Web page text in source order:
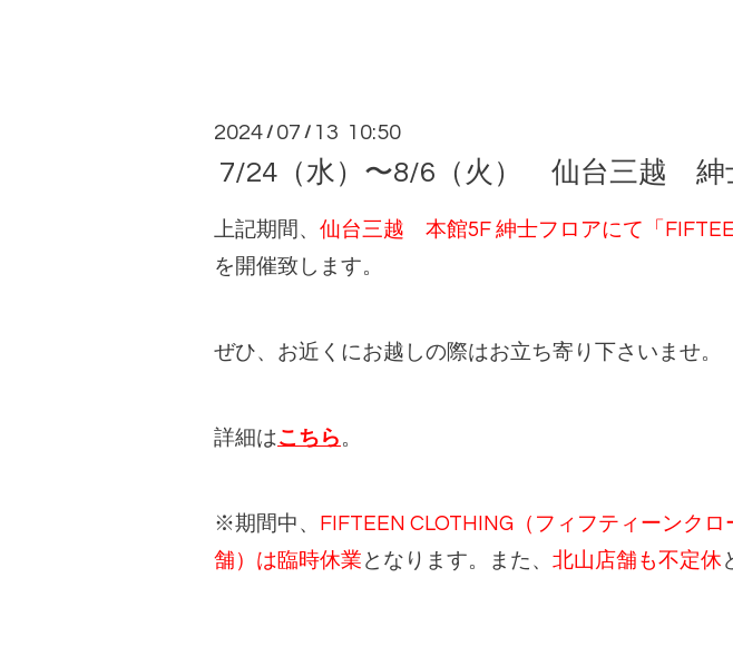
2024 / 07 / 13 10:50
7/24（水）〜8/6（火） 仙台三越 紳
上記期間、 仙台三越 本館5F 紳士フロアにて「
を開催致します。
ぜひ、お近くにお越しの際はお立ち寄り下さいませ。
詳細はこちら 。
※期間中、
FIFTEEN CLOTHING（フィフティーンク
舗）は臨時休業 となります。また、 北山店舗も不定休